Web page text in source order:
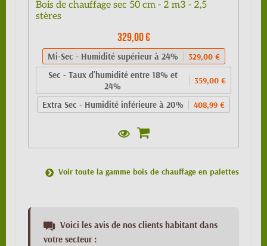
Bois de chauffage sec 50 cm - 2 m3 - 2,5
stères
329,00 €
Mi-Sec - Humidité supérieur à 24% 329,00 €
Sec - Taux d'humidité entre 18% et
24%
359,00 €
Extra Sec - Humidité inférieure à 20% 408,99 €
Voir toute la gamme bois de chauffage en palettes
Voici les avis de nos clients habitant dans
votre secteur :